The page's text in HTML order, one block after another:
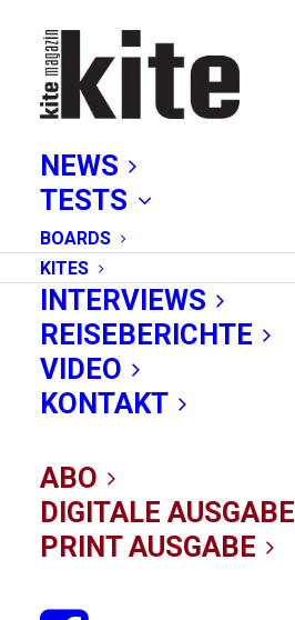
NEWS
TESTS
BOARDS
KITES
INTERVIEWS
REISEBERICHTE
VIDEO
KONTAKT
ABO
DIGITALE AUSGABE
PRINT AUSGABE
Österreich